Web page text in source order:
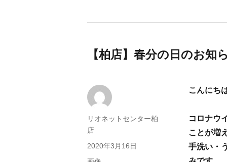
【柏店】春分の日のお知
こんにち
コロナウ
ことが増
手洗い・
投
稿
者
リオネットセンター柏
店
投
稿
2020年3月16日